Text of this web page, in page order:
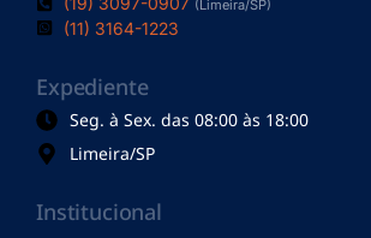
(Limeira/SP)
(11) 3164-1223
Expediente
Seg. à Sex. das 08:00 às 18:00
Limeira/SP
Institucional